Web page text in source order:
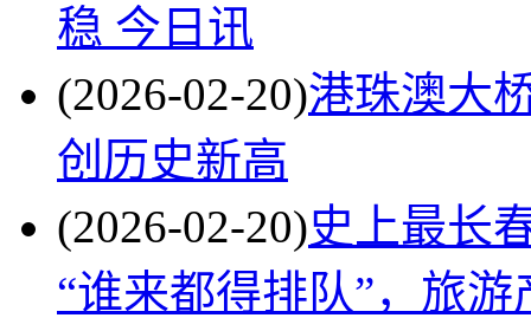
稳 今日讯
(2026-02-20)港珠澳大
创历史新高
(2026-02-20)史上最长
“谁来都得排队”，旅